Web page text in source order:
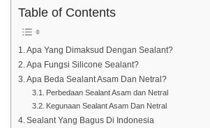
Table of Contents
Apa Yang Dimaksud Dengan Sealant?
Apa Fungsi Silicone Sealant?
Apa Beda Sealant Asam Dan Netral?
Perbedaan Sealant Asam dan Netral
Kegunaan Sealant Asam Dan Netral
Sealant Yang Bagus Di Indonesia